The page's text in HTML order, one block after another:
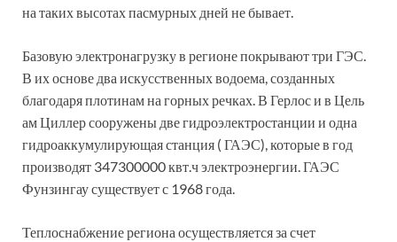
на таких высотах пасмурных дней не бывает.
Базовую электронагрузку в регионе покрывают три ГЭС.
В их основе два искусственных водоема, созданных
благодаря плотинам на горных речках. В Герлос и в Цель
ам Циллер сооружены две гидроэлектростанции и одна
гидроаккумулирующая станция ( ГАЭС), которые в год
производят 347300000 квт.ч электроэнергии. ГАЭС
Фунзингау существует с 1968 года.
Теплоснабжение региона осуществляется за счет